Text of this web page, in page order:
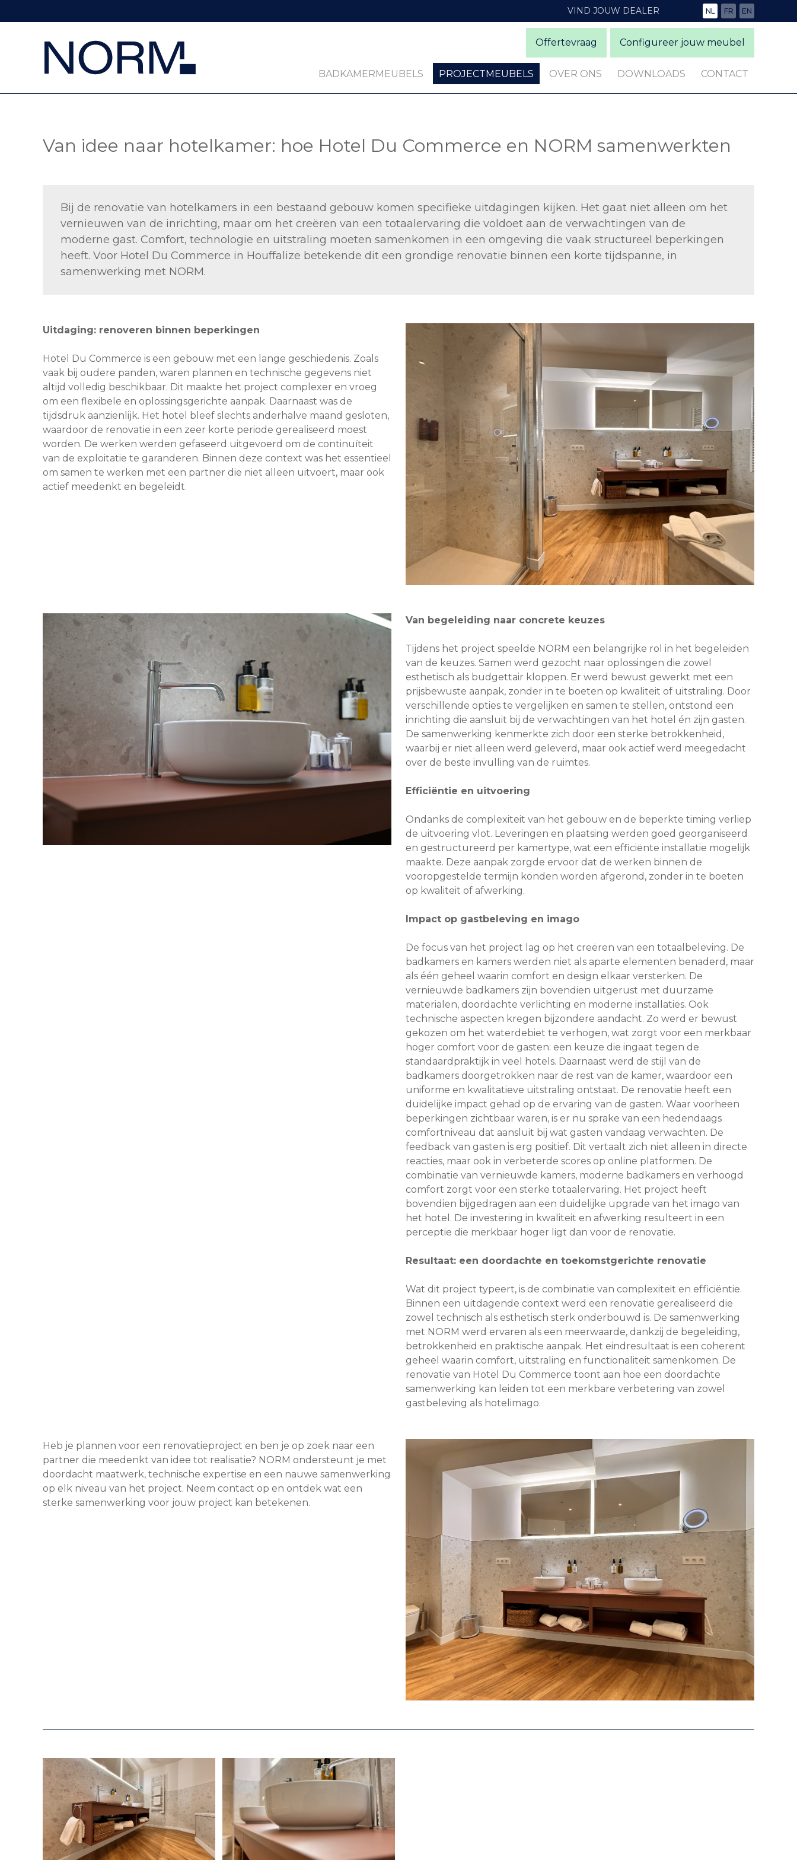
NL FR EN
VIND JOUW DEALER
BADKAMERMEUBELS PROJECTMEUBELS OVER ONS DOWNLOADS CONTACT
Offertevraag Configureer jouw meubel
Van idee naar hotelkamer: hoe Hotel Du Commerce en NORM samenwerkten
Bij de renovatie van hotelkamers in een bestaand gebouw komen specifieke uitdagingen kijken. Het gaat niet alleen om het
vernieuwen van de inrichting, maar om het creëren van een totaalervaring die voldoet aan de verwachtingen van de
moderne gast. Comfort, technologie en uitstraling moeten samenkomen in een omgeving die vaak structureel beperkingen
heeft. Voor Hotel Du Commerce in Houffalize betekende dit een grondige renovatie binnen een korte tijdspanne, in
samenwerking met NORM.
Uitdaging: renoveren binnen beperkingen
Hotel Du Commerce is een gebouw met een lange geschiedenis. Zoals
vaak bij oudere panden, waren plannen en technische gegevens niet
altijd volledig beschikbaar. Dit maakte het project complexer en vroeg
om een flexibele en oplossingsgerichte aanpak. Daarnaast was de
tijdsdruk aanzienlijk. Het hotel bleef slechts anderhalve maand gesloten,
waardoor de renovatie in een zeer korte periode gerealiseerd moest
worden. De werken werden gefaseerd uitgevoerd om de continuïteit
van de exploitatie te garanderen. Binnen deze context was het essentieel
om samen te werken met een partner die niet alleen uitvoert, maar ook
actief meedenkt en begeleidt.
Van begeleiding naar concrete keuzes
Tijdens het project speelde NORM een belangrijke rol in het begeleiden
van de keuzes. Samen werd gezocht naar oplossingen die zowel
esthetisch als budgettair kloppen. Er werd bewust gewerkt met een
prijsbewuste aanpak, zonder in te boeten op kwaliteit of uitstraling. Door
verschillende opties te vergelijken en samen te stellen, ontstond een
inrichting die aansluit bij de verwachtingen van het hotel én zijn gasten.
De samenwerking kenmerkte zich door een sterke betrokkenheid,
waarbij er niet alleen werd geleverd, maar ook actief werd meegedacht
over de beste invulling van de ruimtes.
Efficiëntie en uitvoering
Ondanks de complexiteit van het gebouw en de beperkte timing verliep
de uitvoering vlot. Leveringen en plaatsing werden goed georganiseerd
en gestructureerd per kamertype, wat een efficiënte installatie mogelijk
maakte. Deze aanpak zorgde ervoor dat de werken binnen de
vooropgestelde termijn konden worden afgerond, zonder in te boeten
op kwaliteit of afwerking.
Impact op gastbeleving en imago
De focus van het project lag op het creëren van een totaalbeleving. De
badkamers en kamers werden niet als aparte elementen benaderd, maar
als één geheel waarin comfort en design elkaar versterken. De
vernieuwde badkamers zijn bovendien uitgerust met duurzame
materialen, doordachte verlichting en moderne installaties. Ook
technische aspecten kregen bijzondere aandacht. Zo werd er bewust
gekozen om het waterdebiet te verhogen, wat zorgt voor een merkbaar
hoger comfort voor de gasten: een keuze die ingaat tegen de
standaardpraktijk in veel hotels. Daarnaast werd de stijl van de
badkamers doorgetrokken naar de rest van de kamer, waardoor een
uniforme en kwalitatieve uitstraling ontstaat. De renovatie heeft een
duidelijke impact gehad op de ervaring van de gasten. Waar voorheen
beperkingen zichtbaar waren, is er nu sprake van een hedendaags
comfortniveau dat aansluit bij wat gasten vandaag verwachten. De
feedback van gasten is erg positief. Dit vertaalt zich niet alleen in directe
reacties, maar ook in verbeterde scores op online platformen. De
combinatie van vernieuwde kamers, moderne badkamers en verhoogd
comfort zorgt voor een sterke totaalervaring. Het project heeft
bovendien bijgedragen aan een duidelijke upgrade van het imago van
het hotel. De investering in kwaliteit en afwerking resulteert in een
perceptie die merkbaar hoger ligt dan voor de renovatie.
Resultaat: een doordachte en toekomstgerichte renovatie
Wat dit project typeert, is de combinatie van complexiteit en efficiëntie.
Binnen een uitdagende context werd een renovatie gerealiseerd die
zowel technisch als esthetisch sterk onderbouwd is. De samenwerking
met NORM werd ervaren als een meerwaarde, dankzij de begeleiding,
betrokkenheid en praktische aanpak. Het eindresultaat is een coherent
geheel waarin comfort, uitstraling en functionaliteit samenkomen. De
renovatie van Hotel Du Commerce toont aan hoe een doordachte
samenwerking kan leiden tot een merkbare verbetering van zowel
gastbeleving als hotelimago.
Heb je plannen voor een renovatieproject en ben je op zoek naar een
partner die meedenkt van idee tot realisatie? NORM ondersteunt je met
doordacht maatwerk, technische expertise en een nauwe samenwerking
op elk niveau van het project. Neem contact op en ontdek wat een
sterke samenwerking voor jouw project kan betekenen.